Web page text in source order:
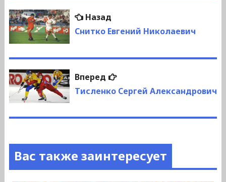
Навигация
по
записям
НазадПредыдущая
запись:
Снитко Евгений Николаевич
Вперед
Следующая
запись:
Тисленко Сергей Александрович
Вас также заинтересует